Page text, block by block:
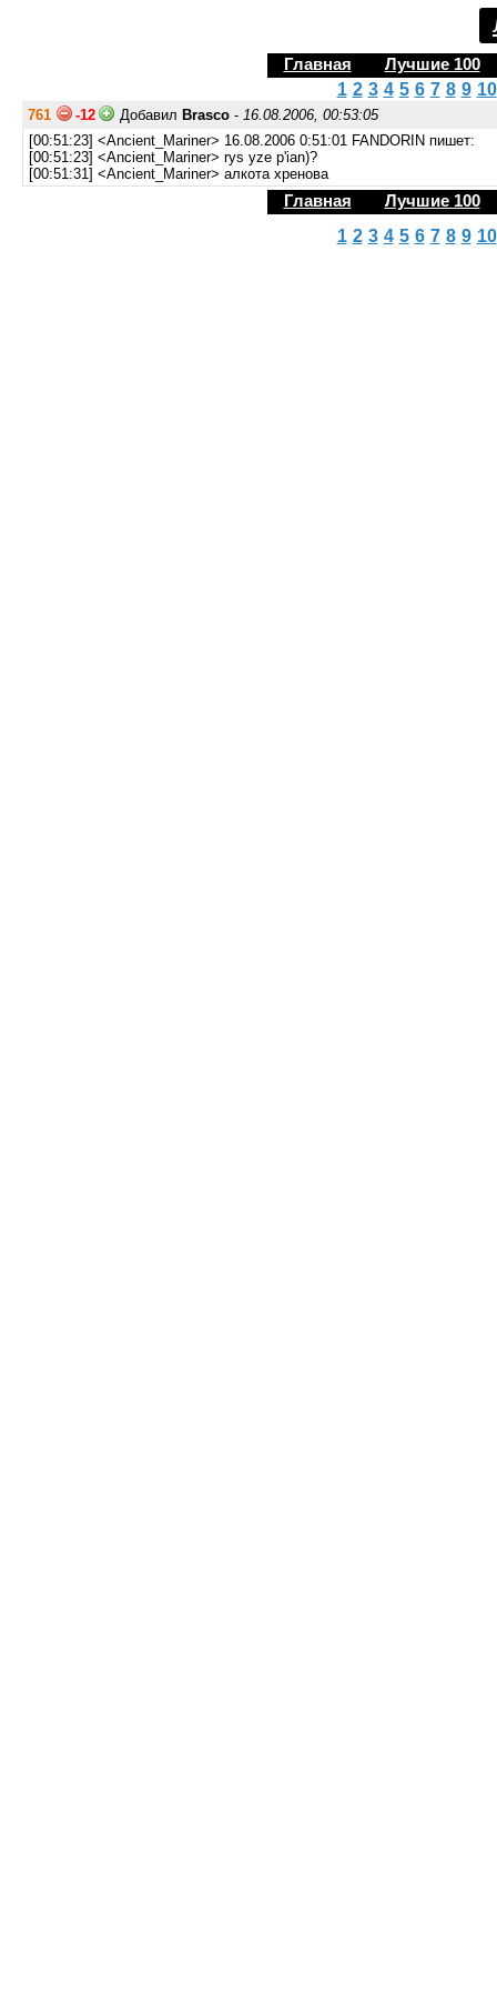
Главная Лучшие 100
1 2 3 4 5 6 7 8 9 10
761 -12 Добавил Brasco - 16.08.2006, 00:53:05
[00:51:23] <Ancient_Mariner> 16.08.2006 0:51:01 FANDORIN пишет:
[00:51:23] <Ancient_Mariner> rys yze p'ian)?
[00:51:31] <Ancient_Mariner> алкота хренова
Главная Лучшие 100
1 2 3 4 5 6 7 8 9 10